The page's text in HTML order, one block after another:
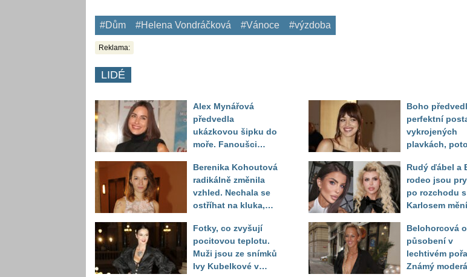
#Dům #Helena Vondráčková #Vánoce #výzdoba
Reklama:
LIDÉ
Alex Mynářová
předvedla
ukázkovou šipku do
moře. Fanoušci
toho vypadá
Berenika Kohoutová
radikálně změnila
vzhled. Nechala se
ostříhat na kluka,
překvapily
Fotky, co zvyšují
pocitovou teplotu.
Muži jsou ze snímků
Ivy Kubelkové v
Boho
perfektní
vykrojených
plavkách,
těla
Rudý ďábel a
rodeo jsou
po rozchodu s
Karlosem
Sandeva
Belohorcová o
působení v
lechtivém
Známý